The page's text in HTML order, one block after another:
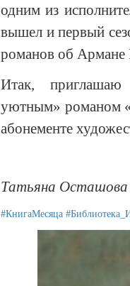
одним из
вышел и первый
романов об Армане
Итак, приглашаю
уютным» романом
абонементе
Татьяна Осташова
#КнигаМесяца